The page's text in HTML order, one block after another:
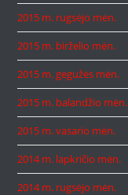
2015 m. rugsėjo mėn.
2015 m. birželio mėn.
2015 m. gegužės mėn.
2015 m. balandžio mėn.
2015 m. vasario mėn.
2014 m. lapkričio mėn.
2014 m. rugsėjo mėn.